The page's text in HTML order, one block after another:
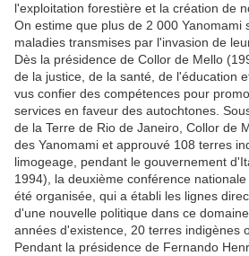
l'exploitation forestière et la création de
On estime que plus de 2 000 Yanomami
maladies transmises par l'invasion de
Dès la présidence de Collor de Mello
de la justice, de la santé, de l'éducation
vus confier des compétences pour
services en faveur des autochtones.
de la Terre de Rio de Janeiro, Collor de
des Yanomami et approuvé 108 terres
limogeage, pendant le gouvernement
1994), la deuxième conférence
été organisée, qui a établi les lignes
d'une nouvelle politique dans ce
années d'existence, 20 terres indigènes
Pendant la présidence de Fernando